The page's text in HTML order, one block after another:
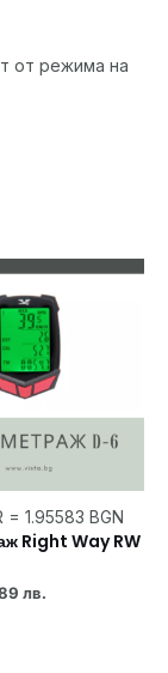
от режима на
= 1.95583 BGN
Right Way RW
лв.